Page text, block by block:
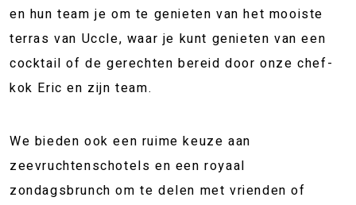
en hun team je om te genieten van het mooiste
terras van Uccle, waar je kunt genieten van een
cocktail of de gerechten bereid door onze chef-
kok Eric en zijn team.
We bieden ook een ruime keuze aan
zeevruchtenschotels en een royaal
zondagsbrunch om te delen met vrienden of